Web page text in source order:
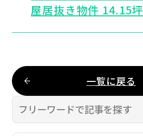
屋居抜き物件 14.15坪
一覧に戻る